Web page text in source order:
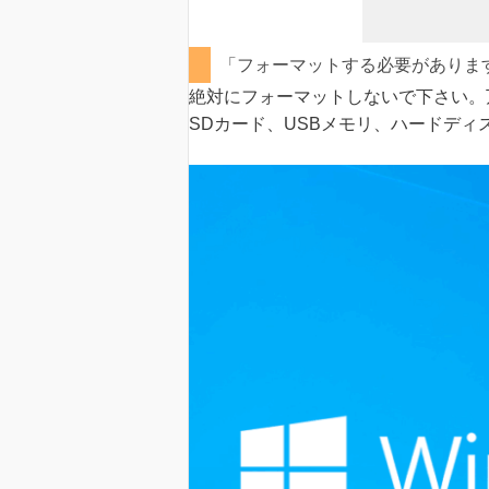
「フォーマットする必要があり
絶対にフォーマットしないで下さい
SDカード、USBメモリ、ハードディ